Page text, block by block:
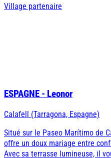
Village partenaire
ESPAGNE - Leonor
Calafell (Tarragona, Espagne)
Situé sur le Paseo Marítimo de
offre un doux mariage entre
Avec sa terrasse lumineuse, il